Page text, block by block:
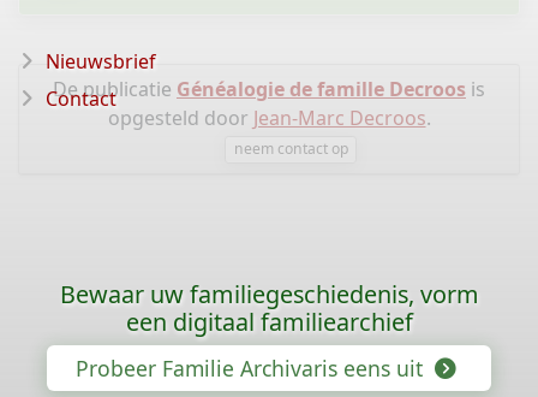
De publicatie Généalogie de famille Decroos is
opgesteld door Jean-Marc Decroos.
neem contact op
Nieuwsbrief
Contact
Bewaar uw familiegeschiedenis, vorm
een digitaal familiearchief
Probeer Familie Archivaris eens uit